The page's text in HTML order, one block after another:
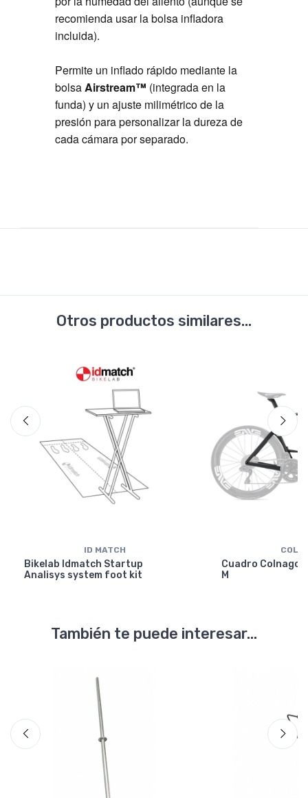
recomienda usar la bolsa infladora
incluida).
Permite un inflado rápido mediante la
bolsaAirstream™ (integrada en la
funda) y un ajuste milimétrico de la
presión para personalizar la dureza de
cada cámara por separado.
Otros productos similares...
ID MATCH
Bikelab Idmatch Startup
Analisys system foot kit
Cuadro Colnago
M
También te puede interesar...